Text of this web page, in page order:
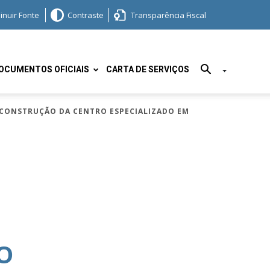
Fonte Contraste Transparência Fiscal
OFICIAIS CARTA DE SERVIÇOS
DA CENTRO ESPECIALIZADO EM